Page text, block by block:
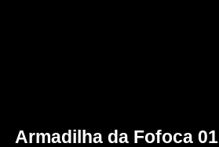
Armadilha da Fofoca 01